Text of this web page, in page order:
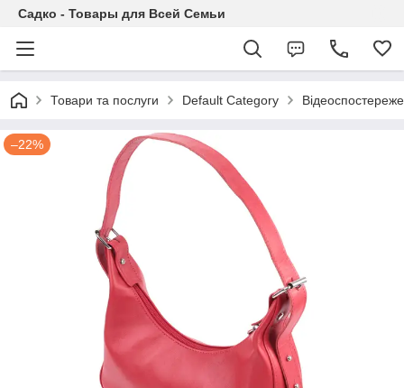
Садко - Товары для Всей Семьи
Товари та послуги Default Category
–22%